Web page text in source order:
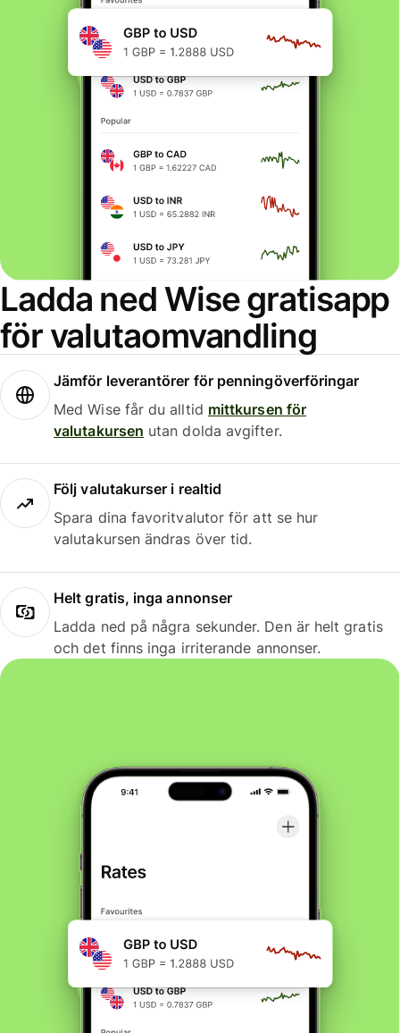
Ladda ned Wise gratisapp
för valutaomvandling
Jämför leverantörer för penningöverföringar
Med Wise får du alltid mittkursen för
valutakursen utan dolda avgifter.
Följ valutakurser i realtid
Spara dina favoritvalutor för att se hur
valutakursen ändras över tid.
Helt gratis, inga annonser
Ladda ned på några sekunder. Den är helt gratis
och det finns inga irriterande annonser.